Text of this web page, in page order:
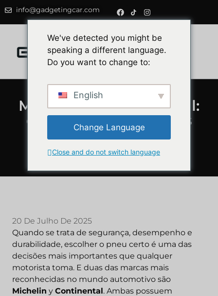
info@gadgetingcar.com
Michelin vs Continental:
quais são os melhores
pneus para o seu
automóvel em 2025?
20 De Julho De 2025
Quando se trata de segurança, desempenho e
durabilidade, escolher o pneu certo é uma das
decisões mais importantes que qualquer
motorista toma. E duas das marcas mais
reconhecidas no mundo automotivo são
Michelin y Continental. Ambas possuem
We've detected you might be
speaking a different language.
Do you want to change to:
English
Change Language
Close and do not switch language